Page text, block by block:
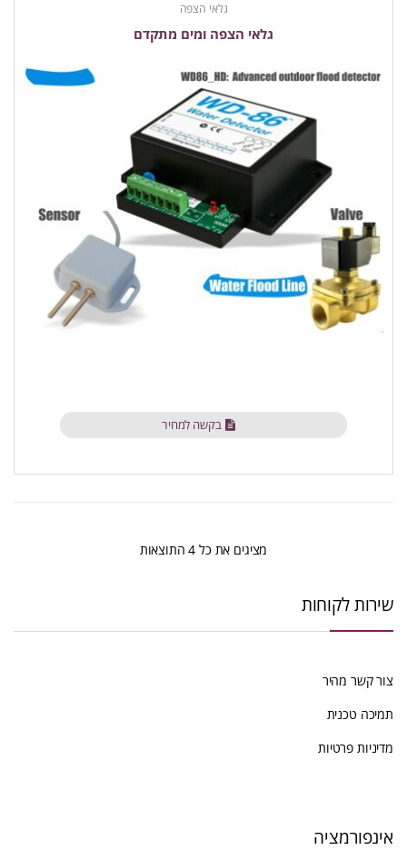
גלאי הצפה
גלאי הצפה ומים מתקדם
בקשה למחיר
מציגים את כל ⁦4⁩ התוצאות ממוין
שירות לקוחות
צור קשר מהיר
תמיכה טכנית
מדיניות פרטיות
אינפורמציה